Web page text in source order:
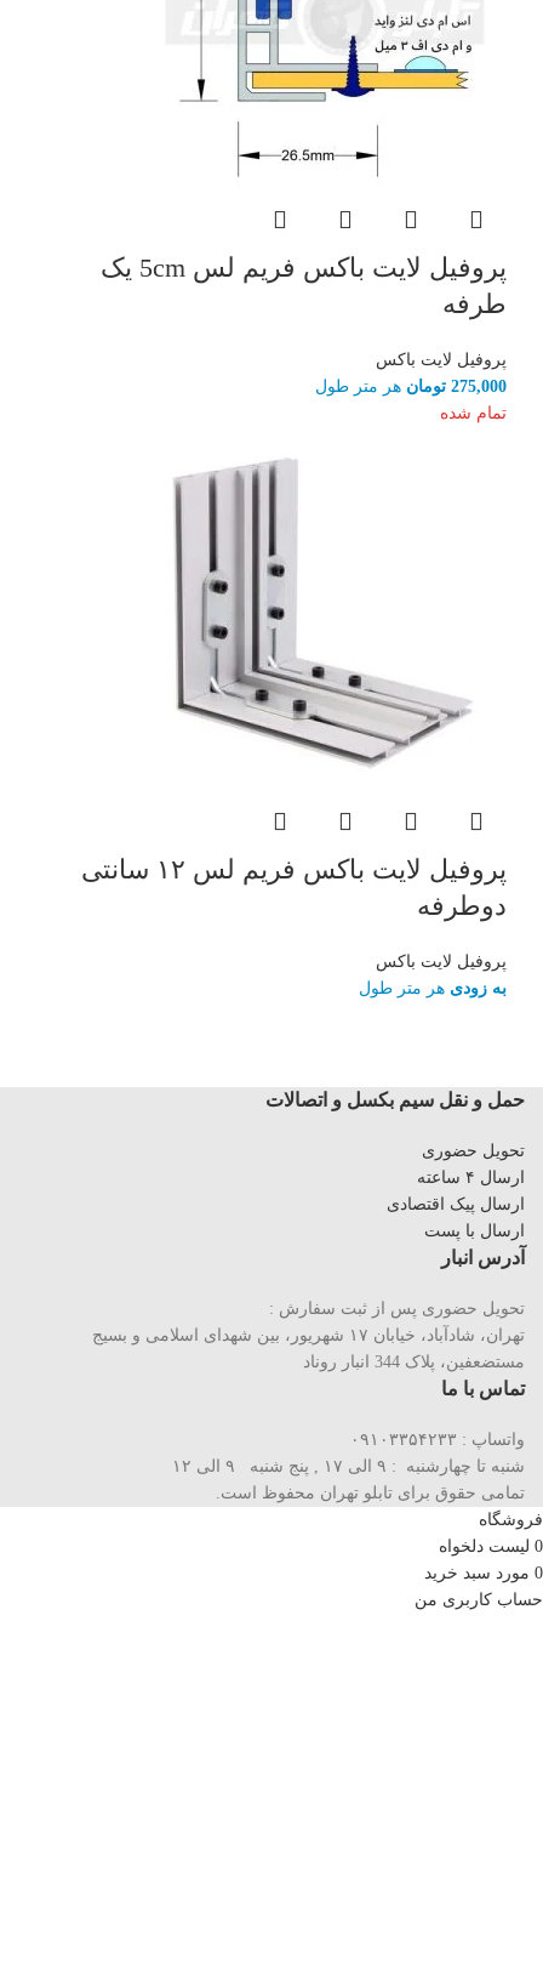
پروفیل لایت باکس فریم لس 5cm یک
طرفه
پروفیل لایت باکس
275,000 تومان هر متر طول
تمام شده
پروفیل لایت باکس فریم لس ۱۲ سانتی
دوطرفه
پروفیل لایت باکس
به زودی هر متر طول
حمل و نقل سیم بکسل و اتصالات
تحویل حضوری
ارسال ۴ ساعته
ارسال پیک اقتصادی
ارسال با پست
آدرس انبار
تحویل حضوری پس از ثبت سفارش :
تهران، شادآباد، خیابان ١٧ شهریور، بین شهدای اسلامی و بسیج
مستضعفین، پلاک 344 انبار روناد
تماس با ما
واتساپ : ۰۹۱۰۳۳۵۴۲۳۳
شنبه تا چهارشنبه : ۹ الی ۱۷ , پنج شنبه ۹ الی ۱۲
تمامی حقوق برای تابلو تهران محفوظ است.
فروشگاه
0 لیست دلخواه
0 مورد سبد خرید
حساب کاربری من